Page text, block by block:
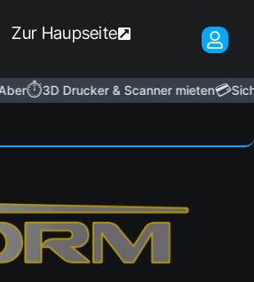
Zur Haupseite
⏱️3D Drucker & Scanner mieten💳